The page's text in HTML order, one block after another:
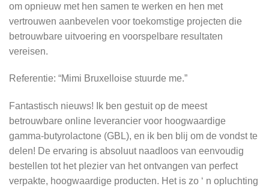
om opnieuw met hen samen te werken en hen met
vertrouwen aanbevelen voor toekomstige projecten die
betrouwbare uitvoering en voorspelbare resultaten
vereisen.
Referentie: “Mimi Bruxelloise stuurde me.”
Fantastisch nieuws! Ik ben gestuit op de meest
betrouwbare online leverancier voor hoogwaardige
gamma-butyrolactone (GBL), en ik ben blij om de vondst te
delen! De ervaring is absoluut naadloos van eenvoudig
bestellen tot het plezier van het ontvangen van perfect
verpakte, hoogwaardige producten. Het is zo ‘ n opluchting